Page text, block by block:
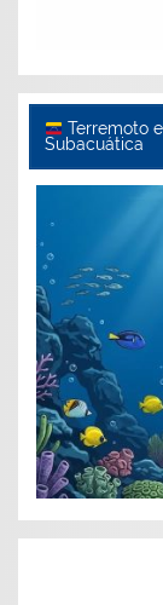
Terremoto
Subacuática